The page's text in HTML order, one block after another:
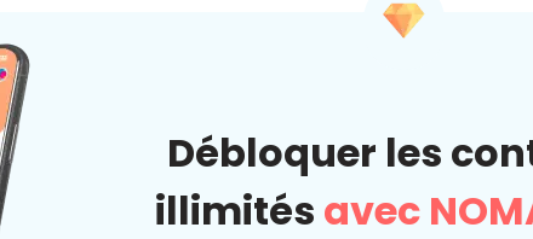
Débloquer les
illimités avec